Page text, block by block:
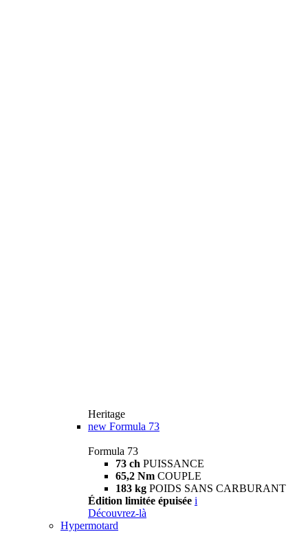
Heritage
new Formula 73
Formula 73
73 ch PUISSANCE
65,2 Nm COUPLE
183 kg POIDS SANS CARBURANT
Édition limitée épuisée i
Découvrez-là
Hypermotard